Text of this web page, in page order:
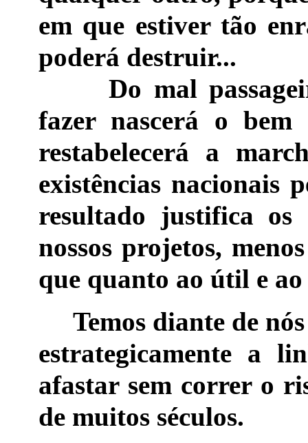
em que estiver tão
poderá destruir...
Do mal
fazer nascerá o
restabelecerá a
existências nacionais
resultado justifica os
nossos projetos,
que quanto ao útil e ao
Temos diante de
estrategicamente a
afastar sem correr o
de muitos séculos.